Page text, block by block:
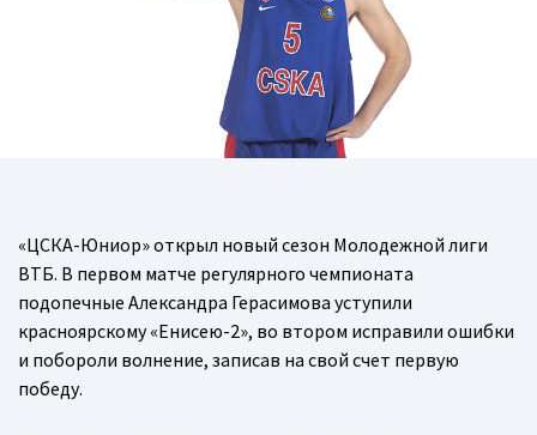
«ЦСКА-Юниор» открыл новый сезон Молодежной лиги
ВТБ. В первом матче регулярного чемпионата
подопечные Александра Герасимова уступили
красноярскому «Енисею-2», во втором исправили ошибки
и побороли волнение, записав на свой счет первую
победу.